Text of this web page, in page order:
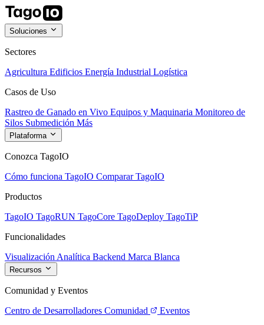
Soluciones
Sectores
Agricultura Edificios Energía Industrial Logística
Casos de Uso
Rastreo de Ganado en Vivo Equipos y Maquinaria Monitoreo de
Silos Submedición Más
Plataforma
Conozca TagoIO
Cómo funciona TagoIO Comparar TagoIO
Productos
TagoIO TagoRUN TagoCore TagoDeploy TagoTiP
Funcionalidades
Visualización Analítica Backend Marca Blanca
Recursos
Comunidad y Eventos
Centro de Desarrolladores Comunidad
Eventos